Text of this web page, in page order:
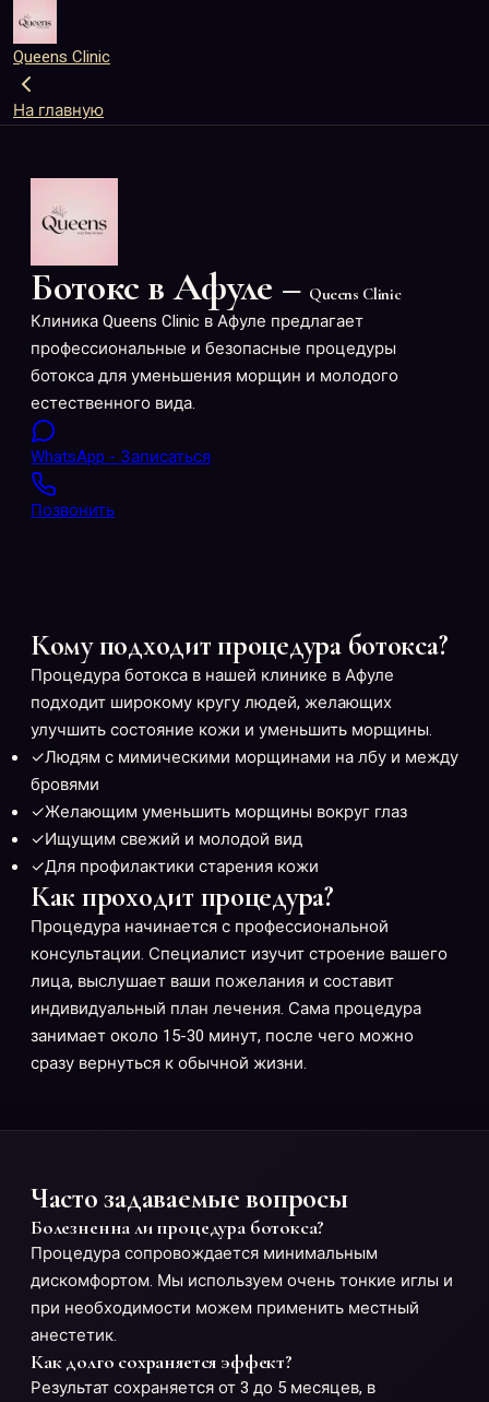
Queens Clinic
На главную
Ботокс в Афуле – Queens Clinic
Клиника Queens Clinic в Афуле предлагает
профессиональные и безопасные процедуры
ботокса для уменьшения морщин и молодого
естественного вида.
WhatsApp - Записаться
Позвонить
Кому подходит процедура ботокса?
Процедура ботокса в нашей клинике в Афуле
подходит широкому кругу людей, желающих
улучшить состояние кожи и уменьшить морщины.
✓Людям с мимическими морщинами на лбу и между
бровями
✓Желающим уменьшить морщины вокруг глаз
✓Ищущим свежий и молодой вид
✓Для профилактики старения кожи
Как проходит процедура?
Процедура начинается с профессиональной
консультации. Специалист изучит строение вашего
лица, выслушает ваши пожелания и составит
индивидуальный план лечения. Сама процедура
занимает около 15-30 минут, после чего можно
сразу вернуться к обычной жизни.
Часто задаваемые вопросы
Болезненна ли процедура ботокса?
Процедура сопровождается минимальным
дискомфортом. Мы используем очень тонкие иглы и
при необходимости можем применить местный
анестетик.
Как долго сохраняется эффект?
Результат сохраняется от 3 до 5 месяцев, в